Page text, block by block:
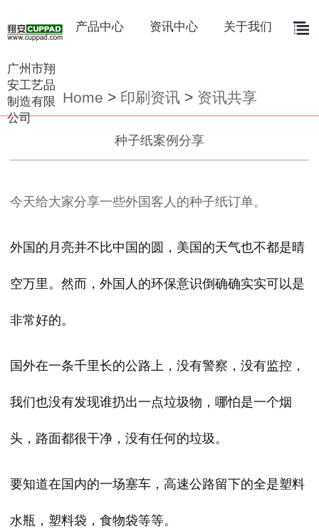
广州市翔
安工艺品
制造有限
公司
产品中心 资讯中心 关于我们
Home > 印刷资讯 > 资讯共享
种子纸案例分享
今天给大家分享一些外国客人的种子纸订单。
外国的月亮并不比中国的圆，美国的天气也不都是晴
空万里。然而，外国人的环保意识倒确确实实可以是
非常好的。
国外在一条千里长的公路上，没有警察，没有监控，
我们也没有发现谁扔出一点垃圾物，哪怕是一个烟
头，路面都很干净，没有任何的垃圾。
要知道在国内的一场塞车，高速公路留下的全是塑料
水瓶，塑料袋，食物袋等等。